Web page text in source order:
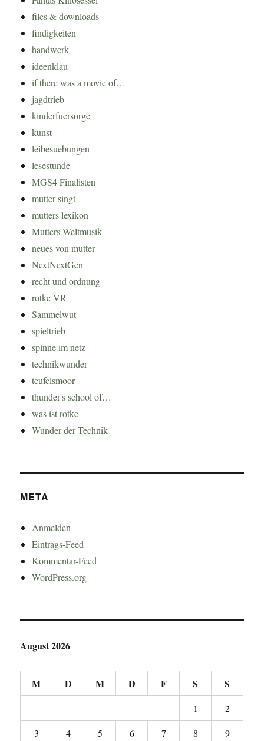
files & downloads
findigkeiten
handwerk
ideenklau
if there was a movie of…
jagdtrieb
kinderfuersorge
kunst
leibesuebungen
lesestunde
MGS4 Finalisten
mutter singt
mutters lexikon
Mutters Weltmusik
neues von mutter
NextNextGen
recht und ordnung
rotke VR
Sammelwut
spieltrieb
spinne im netz
technikwunder
teufelsmoor
thunder's school of…
was ist rotke
Wunder der Technik
META
Anmelden
Eintrags-Feed
Kommentar-Feed
WordPress.org
August 2026
M D M D F S S
1
2
3
4 5 6 7 8
9